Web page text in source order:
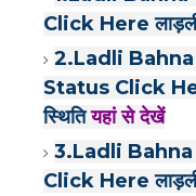
Click Here
2.Ladli
Status Click
स्थितियहां से देखें
3.Ladli
Click Here लाड़ली